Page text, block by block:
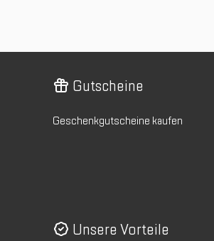
Gutscheine
Geschenkgutscheine kaufen
Unsere Vorteile